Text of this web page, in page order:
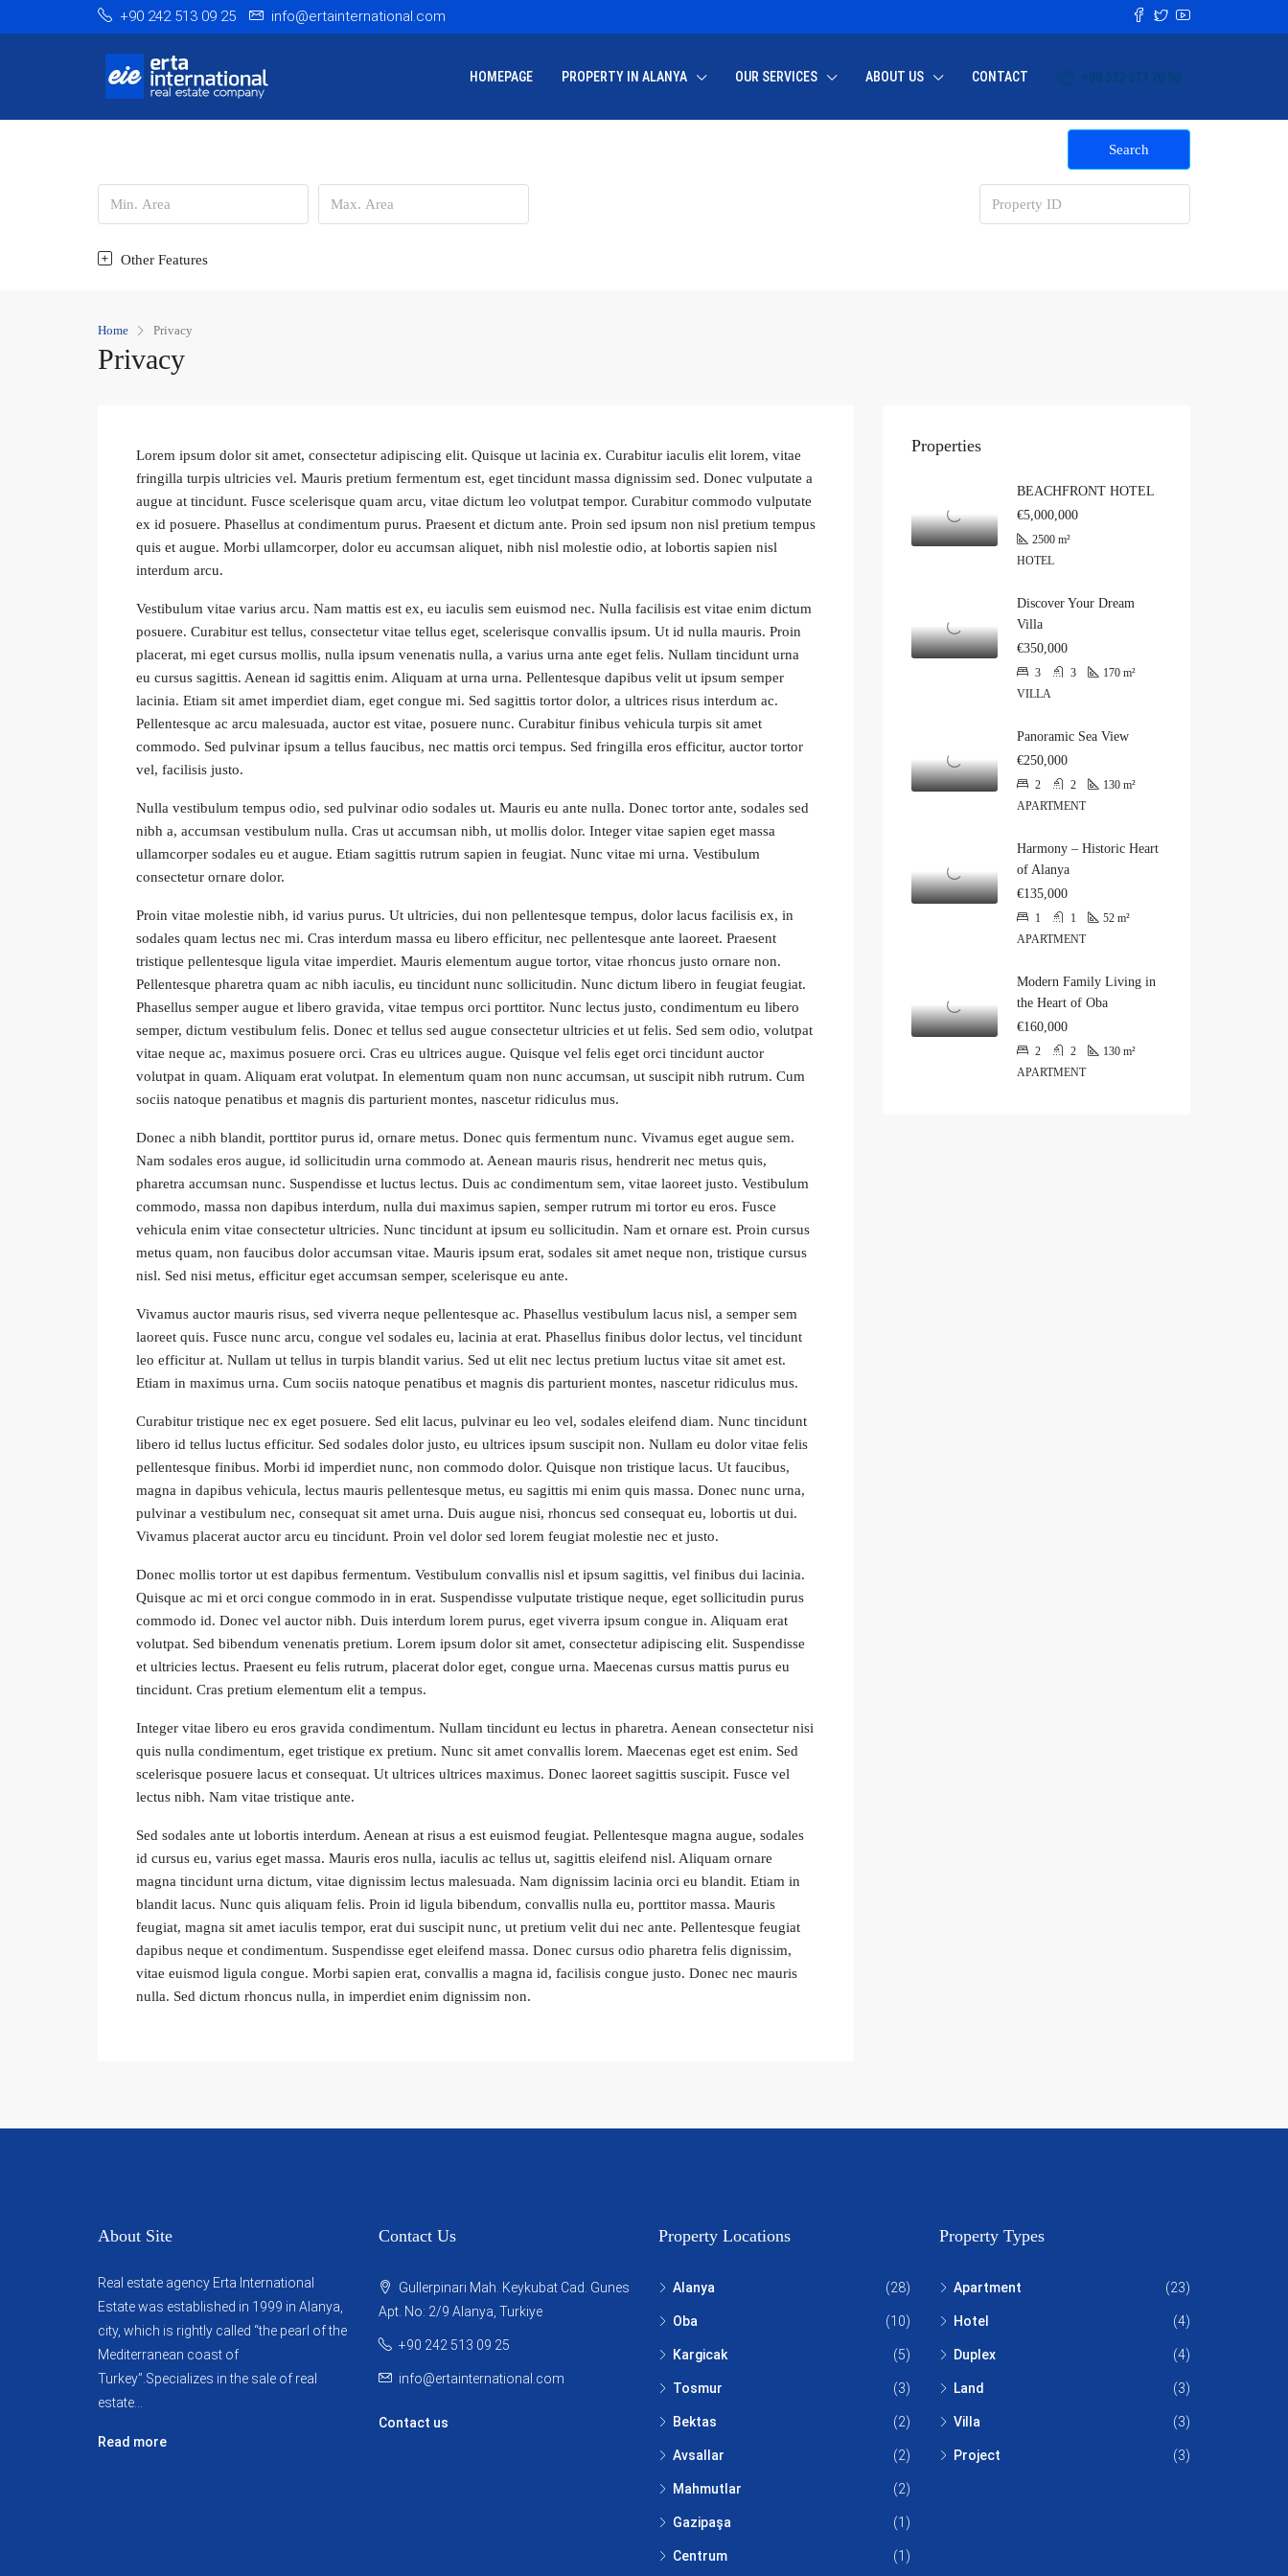
+90 242 513 09 25 info@ertainternational.com
HOMEPAGE PROPERTY IN ALANYA OUR SERVICES ABOUT US CONTACT +90 532 577 70 90
Search
Other Features
Home Privacy
Privacy
Lorem ipsum dolor sit amet, consectetur adipiscing elit. Quisque ut lacinia ex. Curabitur iaculis elit lorem, vitae
fringilla turpis ultricies vel. Mauris pretium fermentum est, eget tincidunt massa dignissim sed. Donec vulputate a
augue at tincidunt. Fusce scelerisque quam arcu, vitae dictum leo volutpat tempor. Curabitur commodo vulputate
ex id posuere. Phasellus at condimentum purus. Praesent et dictum ante. Proin sed ipsum non nisl pretium tempus
quis et augue. Morbi ullamcorper, dolor eu accumsan aliquet, nibh nisl molestie odio, at lobortis sapien nisl
interdum arcu.
Vestibulum vitae varius arcu. Nam mattis est ex, eu iaculis sem euismod nec. Nulla facilisis est vitae enim dictum
posuere. Curabitur est tellus, consectetur vitae tellus eget, scelerisque convallis ipsum. Ut id nulla mauris. Proin
placerat, mi eget cursus mollis, nulla ipsum venenatis nulla, a varius urna ante eget felis. Nullam tincidunt urna
eu cursus sagittis. Aenean id sagittis enim. Aliquam at urna urna. Pellentesque dapibus velit ut ipsum semper
lacinia. Etiam sit amet imperdiet diam, eget congue mi. Sed sagittis tortor dolor, a ultrices risus interdum ac.
Pellentesque ac arcu malesuada, auctor est vitae, posuere nunc. Curabitur finibus vehicula turpis sit amet
commodo. Sed pulvinar ipsum a tellus faucibus, nec mattis orci tempus. Sed fringilla eros efficitur, auctor tortor
vel, facilisis justo.
Nulla vestibulum tempus odio, sed pulvinar odio sodales ut. Mauris eu ante nulla. Donec tortor ante, sodales sed
nibh a, accumsan vestibulum nulla. Cras ut accumsan nibh, ut mollis dolor. Integer vitae sapien eget massa
ullamcorper sodales eu et augue. Etiam sagittis rutrum sapien in feugiat. Nunc vitae mi urna. Vestibulum
consectetur ornare dolor.
Proin vitae molestie nibh, id varius purus. Ut ultricies, dui non pellentesque tempus, dolor lacus facilisis ex, in
sodales quam lectus nec mi. Cras interdum massa eu libero efficitur, nec pellentesque ante laoreet. Praesent
tristique pellentesque ligula vitae imperdiet. Mauris elementum augue tortor, vitae rhoncus justo ornare non.
Pellentesque pharetra quam ac nibh iaculis, eu tincidunt nunc sollicitudin. Nunc dictum libero in feugiat feugiat.
Phasellus semper augue et libero gravida, vitae tempus orci porttitor. Nunc lectus justo, condimentum eu libero
semper, dictum vestibulum felis. Donec et tellus sed augue consectetur ultricies et ut felis. Sed sem odio, volutpat
vitae neque ac, maximus posuere orci. Cras eu ultrices augue. Quisque vel felis eget orci tincidunt auctor
volutpat in quam. Aliquam erat volutpat. In elementum quam non nunc accumsan, ut suscipit nibh rutrum. Cum
sociis natoque penatibus et magnis dis parturient montes, nascetur ridiculus mus.
Donec a nibh blandit, porttitor purus id, ornare metus. Donec quis fermentum nunc. Vivamus eget augue sem.
Nam sodales eros augue, id sollicitudin urna commodo at. Aenean mauris risus, hendrerit nec metus quis,
pharetra accumsan nunc. Suspendisse et luctus lectus. Duis ac condimentum sem, vitae laoreet justo. Vestibulum
commodo, massa non dapibus interdum, nulla dui maximus sapien, semper rutrum mi tortor eu eros. Fusce
vehicula enim vitae consectetur ultricies. Nunc tincidunt at ipsum eu sollicitudin. Nam et ornare est. Proin cursus
metus quam, non faucibus dolor accumsan vitae. Mauris ipsum erat, sodales sit amet neque non, tristique cursus
nisl. Sed nisi metus, efficitur eget accumsan semper, scelerisque eu ante.
Vivamus auctor mauris risus, sed viverra neque pellentesque ac. Phasellus vestibulum lacus nisl, a semper sem
laoreet quis. Fusce nunc arcu, congue vel sodales eu, lacinia at erat. Phasellus finibus dolor lectus, vel tincidunt
leo efficitur at. Nullam ut tellus in turpis blandit varius. Sed ut elit nec lectus pretium luctus vitae sit amet est.
Etiam in maximus urna. Cum sociis natoque penatibus et magnis dis parturient montes, nascetur ridiculus mus.
Curabitur tristique nec ex eget posuere. Sed elit lacus, pulvinar eu leo vel, sodales eleifend diam. Nunc tincidunt
libero id tellus luctus efficitur. Sed sodales dolor justo, eu ultrices ipsum suscipit non. Nullam eu dolor vitae felis
pellentesque finibus. Morbi id imperdiet nunc, non commodo dolor. Quisque non tristique lacus. Ut faucibus,
magna in dapibus vehicula, lectus mauris pellentesque metus, eu sagittis mi enim quis massa. Donec nunc urna,
pulvinar a vestibulum nec, consequat sit amet urna. Duis augue nisi, rhoncus sed consequat eu, lobortis ut dui.
Vivamus placerat auctor arcu eu tincidunt. Proin vel dolor sed lorem feugiat molestie nec et justo.
Donec mollis tortor ut est dapibus fermentum. Vestibulum convallis nisl et ipsum sagittis, vel finibus dui lacinia.
Quisque ac mi et orci congue commodo in in erat. Suspendisse vulputate tristique neque, eget sollicitudin purus
commodo id. Donec vel auctor nibh. Duis interdum lorem purus, eget viverra ipsum congue in. Aliquam erat
volutpat. Sed bibendum venenatis pretium. Lorem ipsum dolor sit amet, consectetur adipiscing elit. Suspendisse
et ultricies lectus. Praesent eu felis rutrum, placerat dolor eget, congue urna. Maecenas cursus mattis purus eu
tincidunt. Cras pretium elementum elit a tempus.
Integer vitae libero eu eros gravida condimentum. Nullam tincidunt eu lectus in pharetra. Aenean consectetur nisi
quis nulla condimentum, eget tristique ex pretium. Nunc sit amet convallis lorem. Maecenas eget est enim. Sed
scelerisque posuere lacus et consequat. Ut ultrices ultrices maximus. Donec laoreet sagittis suscipit. Fusce vel
lectus nibh. Nam vitae tristique ante.
Sed sodales ante ut lobortis interdum. Aenean at risus a est euismod feugiat. Pellentesque magna augue, sodales
id cursus eu, varius eget massa. Mauris eros nulla, iaculis ac tellus ut, sagittis eleifend nisl. Aliquam ornare
magna tincidunt urna dictum, vitae dignissim lectus malesuada. Nam dignissim lacinia orci eu blandit. Etiam in
blandit lacus. Nunc quis aliquam felis. Proin id ligula bibendum, convallis nulla eu, porttitor massa. Mauris
feugiat, magna sit amet iaculis tempor, erat dui suscipit nunc, ut pretium velit dui nec ante. Pellentesque feugiat
dapibus neque et condimentum. Suspendisse eget eleifend massa. Donec cursus odio pharetra felis dignissim,
vitae euismod ligula congue. Morbi sapien erat, convallis a magna id, facilisis congue justo. Donec nec mauris
nulla. Sed dictum rhoncus nulla, in imperdiet enim dignissim non.
Properties
BEACHFRONT HOTEL
€5,000,000
2500 m²
HOTEL
Discover Your Dream
Villa
€350,000
3 3 170 m²
VILLA
Panoramic Sea View
€250,000
2 2 130 m²
APARTMENT
Harmony – Historic Heart
of Alanya
€135,000
1 1 52 m²
APARTMENT
Modern Family Living in
the Heart of Oba
€160,000
2 2 130 m²
APARTMENT
About Site
Real estate agency Erta International
Estate was established in 1999 in Alanya,
city, which ​​is rightly called “the pearl of the
Mediterranean coast of
Turkey”.Specializes in the sale of real
estate...
Read more
Contact Us
Gullerpinari Mah. Keykubat Cad. Gunes
Apt. No: 2/9 Alanya, Turkiye
+90 242 513 09 25
info@ertainternational.com
Contact us
Property Locations
Alanya (28)
Oba (10)
Kargicak (5)
Tosmur (3)
Bektas (2)
Avsallar (2)
Mahmutlar (2)
Gazipaşa (1)
Centrum (1)
Property Types
Apartment (23)
Hotel (4)
Duplex (4)
Land (3)
Villa (3)
Project (3)